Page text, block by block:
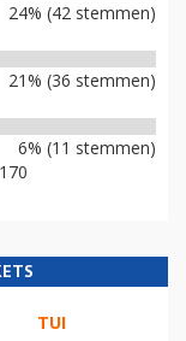
24% (42 stemmen)
21% (36 stemmen)
6% (11 stemmen)
TUI